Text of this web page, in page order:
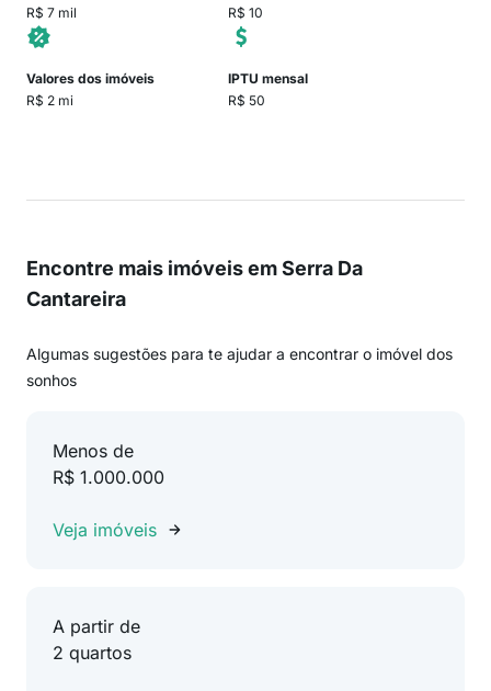
R$ 7 mil R$ 10
Valores dos imóveis
R$ 2 mi
IPTU mensal
R$ 50
Encontre mais imóveis em Serra Da
Cantareira
Algumas sugestões para te ajudar a encontrar o imóvel dos
sonhos
Menos de
R$ 1.000.000
Veja imóveis
A partir de
2 quartos